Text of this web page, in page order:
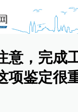
意，完成
项鉴定很